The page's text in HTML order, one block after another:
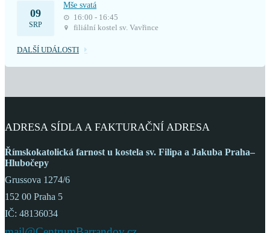
09
SRP
Mše svatá
16:00 - 16:45
filiální kostel sv. Vavřince
DALŠÍ UDÁLOSTI
ADRESA SÍDLA A FAKTURAČNÍ ADRESA
Římskokatolická farnost u kostela sv. Filipa a Jakuba Praha–
Hlubočepy
Grussova 1274/6
152 00 Praha 5
IČ: 48136034